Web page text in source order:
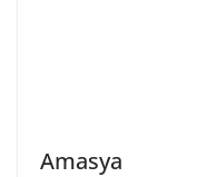
Amasya